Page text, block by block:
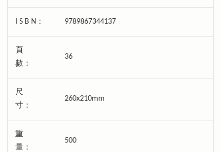
I S B N： 9789867344137
頁
數：
36
尺
寸：
260x210mm
重
量：
500